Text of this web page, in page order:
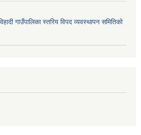
गाउँपालिका स्तरिय विपद व्यवस्थापन समितिको